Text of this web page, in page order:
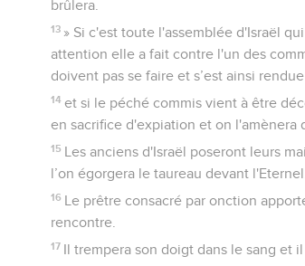
brûlera.
13 » Si c'est toute l'assemblée d'Israël
attention elle a fait contre l'un des
doivent pas se faire et s’est ainsi
14 et si le péché commis vient à être
en sacrifice d'expiation et on l'amènera
15
Les anciens d'Israël poseront leurs
l’on égorgera le taureau devant l'Eternel.
16
Le prêtre consacré par onction
rencontre.
17
Il trempera son doigt dans le sang et